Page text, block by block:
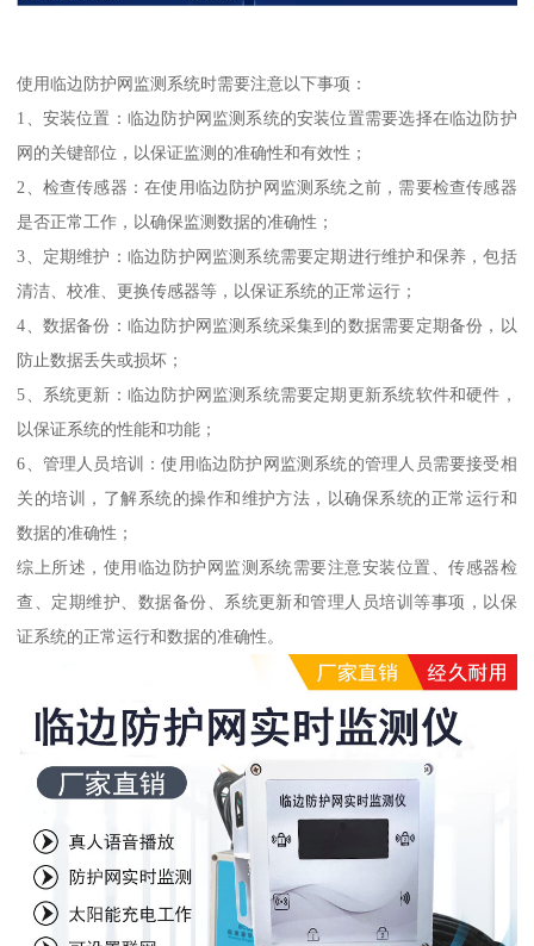
使用临边防护网监测系统时需要注意以下事项：
1、安装位置：临边防护网监测系统的安装位置需要选择在临边防护
网的关键部位，以保证监测的准确性和有效性；
2、检查传感器：在使用临边防护网监测系统之前，需要检查传感器
是否正常工作，以确保监测数据的准确性；
3、定期维护：临边防护网监测系统需要定期进行维护和保养，包括
清洁、校准、更换传感器等，以保证系统的正常运行；
4、数据备份：临边防护网监测系统采集到的数据需要定期备份，以
防止数据丢失或损坏；
5、系统更新：临边防护网监测系统需要定期更新系统软件和硬件，
以保证系统的性能和功能；
6、管理人员培训：使用临边防护网监测系统的管理人员需要接受相
关的培训，了解系统的操作和维护方法，以确保系统的正常运行和
数据的准确性；
综上所述，使用临边防护网监测系统需要注意安装位置、传感器检
查、定期维护、数据备份、系统更新和管理人员培训等事项，以保
证系统的正常运行和数据的准确性。